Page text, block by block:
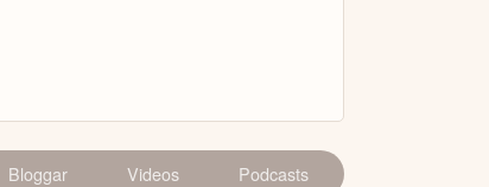
Bloggar Videos Podcasts